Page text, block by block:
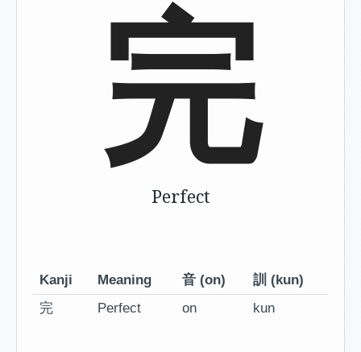
完
Perfect
Kanji Meaning 音 (on)
訓 (kun)
完
Perfect on kun